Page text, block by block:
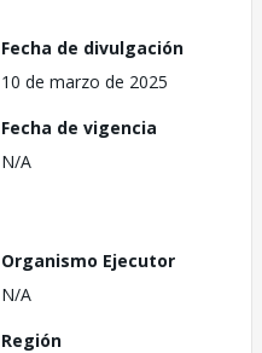
Fecha de divulgación
10 de marzo de 2025
Fecha de vigencia
N/A
Organismo Ejecutor
N/A
Región